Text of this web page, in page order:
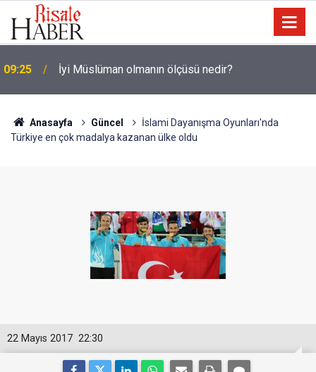
09:25 İyi Müslüman olmanın ölçüsü nedir?
Anasayfa Güncel
İslami Dayanışma Oyunları'nda
Türkiye en çok madalya kazanan ülke oldu
22:30
22 Mayıs 2017